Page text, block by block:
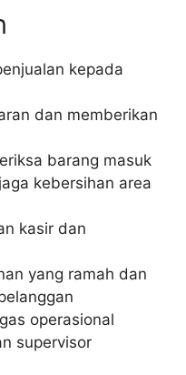
kepada
dan memberikan
barang masuk
kebersihan area
kasir dan
yang ramah dan
operasional
supervisor